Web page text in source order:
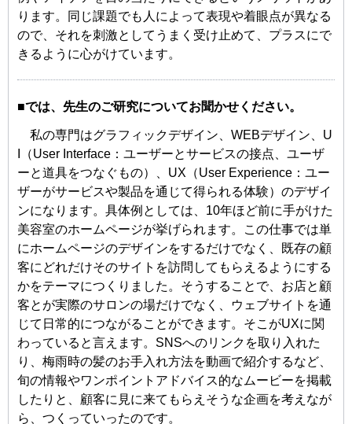
ります。同じ課題でも人によって表現や着眼点が異なる
ので、それを刺激としてうまく受け止めて、プラスにで
きるように心がけています。
■では、先生のご研究についてお聞かせください。
私の専門はグラフィックデザイン、WEBデザイン、U
I（User Interface：ユーザーとサービスの接点、ユーザ
ーと道具をつなぐもの）、UX（User Experience：ユー
ザーがサービスや製品を通じて得られる体験）のデザイ
ンになります。具体例としては、10年ほど前に手がけた
美容室のホームページが挙げられます。この仕事では単
にホームページのデザインをするだけでなく、既存の顧
客にどれだけそのサイトを訪問してもらえるようにする
かをテーマにつくりました。そうすることで、お店と顧
客とが実際のサロンの場だけでなく、ウェブサイトを通
じて日常的につながることができます。そこがUXに関
わっていると言えます。SNSへのリンクを取り入れた
り、梅雨時の髪のお手入れ方法を動画で紹介するなど、
旬の情報やワンポイントアドバイス的なムービーを掲載
したりと、顧客に見に来てもらえそうな企画を考えなが
ら、つくっていったのです。